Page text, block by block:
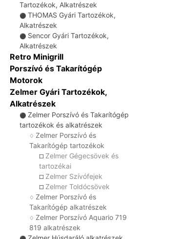
Tartozékok, Alkatrészek
⚫ THOMAS Gyári Tartozékok,
Alkatrészek
⚫ Sencor Gyári Tartozékok,
Alkatrészek
Retro Minigrill
Porszívó és Takarítógép
Motorok
Zelmer Gyári Tartozékok,
Alkatrészek
⚫ Zelmer Porszívó és Takarítógép
tartozékok és alkatrészek
♢ Zelmer Porszívó és
Takarítógép tartozékok
☐ Zelmer Gégecsövek és
tartozékai
☐ Zelmer Szívófejek
☐ Zelmer Toldócsövek
♢ Zelmer Porszívó és
Takarítógép alkatrészek
♢ Zelmer Porszívó Aquario 719
819 alkatrészek